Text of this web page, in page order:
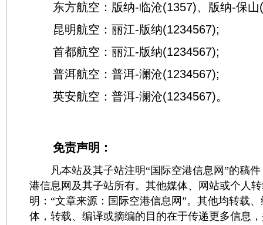
东方航空：版纳-临沧(1357)、版纳-保山
昆明航空：丽江-版纳(1234567);
首都航空：丽江-版纳(1234567);
普洱航空：普洱-澜沧(1234567);
英安航空：普洱-澜沧(1234567)。
免责声明：
凡本站及其子站注明“国际空港信息网”的稿件
港信息网及其子站所有。其他媒体、网站或个人
明：“文章来源：国际空港信息网”。其他均转载
体，转载、编译或摘编的目的在于传递更多信息